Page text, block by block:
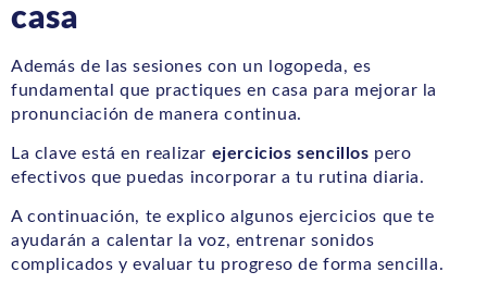
casa
Además de las sesiones con un logopeda, es
fundamental que practiques en casa para mejorar la
pronunciación de manera continua.
La clave está en realizar ejercicios sencillos pero
efectivos que puedas incorporar a tu rutina diaria.
A continuación, te explico algunos ejercicios que te
ayudarán a calentar la voz, entrenar sonidos
complicados y evaluar tu progreso de forma sencilla.